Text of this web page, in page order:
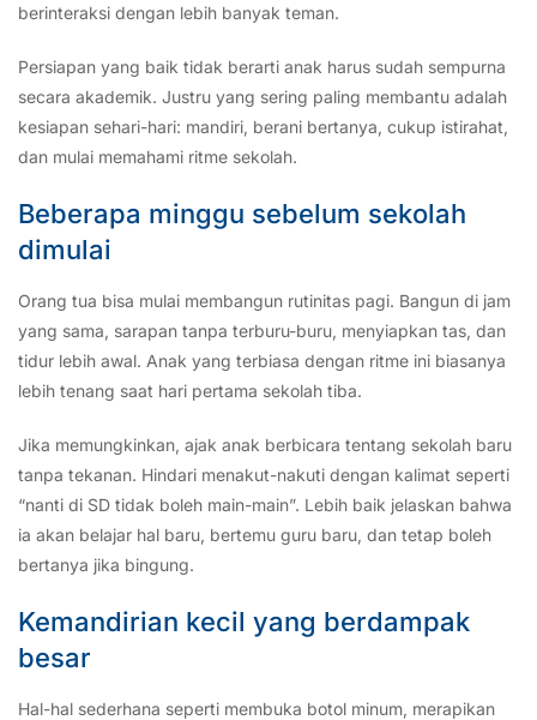
berinteraksi dengan lebih banyak teman.
Persiapan yang baik tidak berarti anak harus sudah sempurna
secara akademik. Justru yang sering paling membantu adalah
kesiapan sehari-hari: mandiri, berani bertanya, cukup istirahat,
dan mulai memahami ritme sekolah.
Beberapa minggu sebelum sekolah
dimulai
Orang tua bisa mulai membangun rutinitas pagi. Bangun di jam
yang sama, sarapan tanpa terburu-buru, menyiapkan tas, dan
tidur lebih awal. Anak yang terbiasa dengan ritme ini biasanya
lebih tenang saat hari pertama sekolah tiba.
Jika memungkinkan, ajak anak berbicara tentang sekolah baru
tanpa tekanan. Hindari menakut-nakuti dengan kalimat seperti
“nanti di SD tidak boleh main-main”. Lebih baik jelaskan bahwa
ia akan belajar hal baru, bertemu guru baru, dan tetap boleh
bertanya jika bingung.
Kemandirian kecil yang berdampak
besar
Hal-hal sederhana seperti membuka botol minum, merapikan